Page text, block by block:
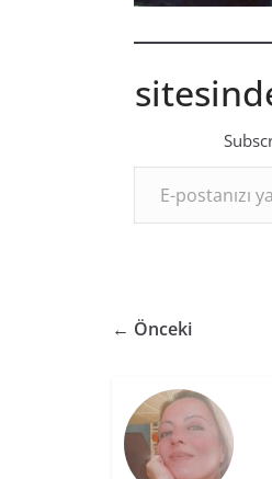
E-postanızı yazın…
← Önceki